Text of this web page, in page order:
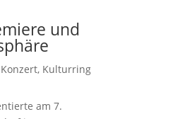
und
Konzert, Kulturring
am 7.